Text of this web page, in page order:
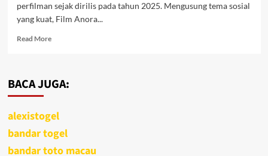
perfilman sejak dirilis pada tahun 2025. Mengusung tema sosial
yang kuat, Film Anora...
Read MoreRead
Anora,
Sulit
untuk
Terlupakan
BACA JUGA:
alexistogel
bandar togel
bandar toto macau